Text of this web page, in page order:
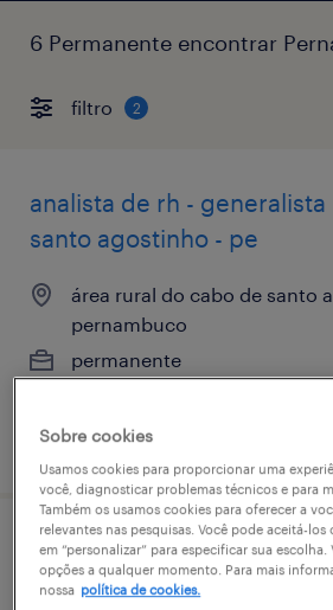
6 Permanente encontrar
filtro 2
analista de rh -
santo agostinho - pe
área rural do cabo de santo
pernambuco
permanente
vaga postada em 16 junho 2026
analista de rf e
Sobre cookies
Usamos cookies para proporcionar uma
você, diagnosticar problemas técnicos e para
Também os usamos cookies para oferecer a
relevantes nas pesquisas. Você pode aceitá-
em “personalizar” para especificar sua escolha.
opções a qualquer momento. Para mais
nossa política de cookies.